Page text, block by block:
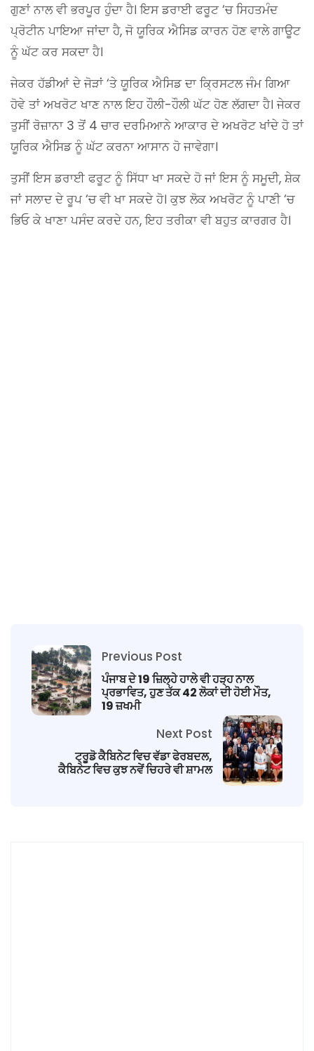
ਗੁਣਾਂ ਨਾਲ ਵੀ ਭਰਪੂਰ ਹੁੰਦਾ ਹੈ। ਇਸ ਡਰਾਈ ਫਰੂਟ ‘ਚ ਸਿਹਤਮੰਦ
ਪ੍ਰੋਟੀਨ ਪਾਇਆ ਜਾਂਦਾ ਹੈ, ਜੋ ਯੂਰਿਕ ਐਸਿਡ ਕਾਰਨ ਹੋਣ ਵਾਲੇ ਗਾਊਟ
ਨੂੰ ਘੱਟ ਕਰ ਸਕਦਾ ਹੈ।
ਜੇਕਰ ਹੱਡੀਆਂ ਦੇ ਜੋੜਾਂ ‘ਤੇ ਯੂਰਿਕ ਐਸਿਡ ਦਾ ਕ੍ਰਿਸਟਲ ਜੰਮ ਗਿਆ
ਹੋਵੇ ਤਾਂ ਅਖਰੋਟ ਖਾਣ ਨਾਲ ਇਹ ਹੌਲੀ-ਹੌਲੀ ਘੱਟ ਹੋਣ ਲੱਗਦਾ ਹੈ। ਜੇਕਰ
ਤੁਸੀਂ ਰੋਜ਼ਾਨਾ 3 ਤੋਂ 4 ਚਾਰ ਦਰਮਿਆਨੇ ਆਕਾਰ ਦੇ ਅਖਰੋਟ ਖਾਂਦੇ ਹੋ ਤਾਂ
ਯੂਰਿਕ ਐਸਿਡ ਨੂੰ ਘੱਟ ਕਰਨਾ ਆਸਾਨ ਹੋ ਜਾਵੇਗਾ।
ਤੁਸੀਂ ਇਸ ਡਰਾਈ ਫਰੂਟ ਨੂੰ ਸਿੱਧਾ ਖਾ ਸਕਦੇ ਹੋ ਜਾਂ ਇਸ ਨੂੰ ਸਮੂਦੀ, ਸ਼ੇਕ
ਜਾਂ ਸਲਾਦ ਦੇ ਰੂਪ ‘ਚ ਵੀ ਖਾ ਸਕਦੇ ਹੋ। ਕੁਝ ਲੋਕ ਅਖਰੋਟ ਨੂੰ ਪਾਣੀ ‘ਚ
ਭਿਓ ਕੇ ਖਾਣਾ ਪਸੰਦ ਕਰਦੇ ਹਨ, ਇਹ ਤਰੀਕਾ ਵੀ ਬਹੁਤ ਕਾਰਗਰ ਹੈ।
Previous Post
ਪੰਜਾਬ ਦੇ 19 ਜ਼ਿਲ੍ਹੇ ਹਾਲੇ ਵੀ ਹੜ੍ਹ ਨਾਲ
ਪ੍ਰਭਾਵਿਤ, ਹੁਣ ਤੱਕ 42 ਲੋਕਾਂ ਦੀ ਹੋਈ ਮੌਤ,
19 ਜ਼ਖਮੀ
Next Post
ਟ੍ਰੂਡੋ ਕੈਬਿਨੇਟ ਵਿਚ ਵੱਡਾ ਫੇਰਬਦਲ,
ਕੈਬਿਨੇਟ ਵਿਚ ਕੁਝ ਨਵੇਂ ਚਿਹਰੇ ਵੀ ਸ਼ਾਮਲ